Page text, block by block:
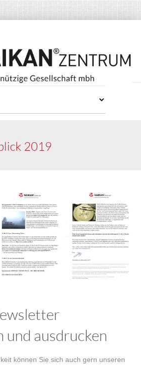
2019
und ausdrucken
können Sie sich auch gern unseren